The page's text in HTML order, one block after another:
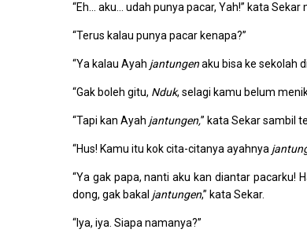
“Eh… aku… udah punya pacar, Yah!” kata Sekar
“Terus kalau punya pacar kenapa?”
“Ya kalau Ayah jantungenaku bisa ke sekolah
“Gak boleh gitu, Nduk, selagi kamu belum
“Tapi kan Ayah jantungen,” kata Sekar sambil
“Hus! Kamu itu kok cita-citanya ayahnya
“Ya gak papa, nanti aku kan diantar pacarku!
dong, gak bakal jantungen,” kata Sekar.
“Iya, iya. Siapa namanya?”